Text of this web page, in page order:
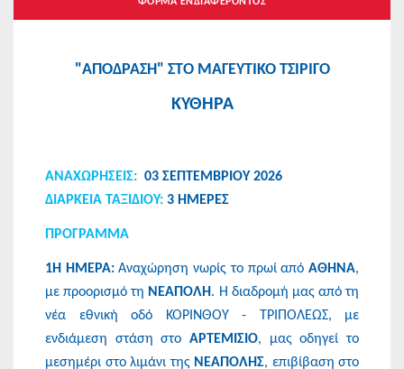
"ΑΠΟΔΡΑΣΗ" ΣΤΟ ΜΑΓΕΥΤΙΚΟ ΤΣΙΡΙΓΟ
ΚΥΘΗΡΑ
ΑΝΑΧΩΡΗΣEIΣ: 03 ΣΕΠΤΕΜΒΡΙΟΥ 2026
ΔΙΑΡΚΕΙΑ ΤΑΞΙΔΙΟΥ: 3 ΗΜΕΡΕΣ
ΠΡΟΓΡΑΜΜΑ
1Η ΗΜΕΡΑ:Αναχώρηση νωρίς το πρωί απόΑΘΗΝΑ,
με προορισμό τη ΝΕΑΠΟΛΗ. Η διαδρομή μας από τη
νέα εθνική οδό ΚΟΡΙΝΘΟΥ - ΤΡΙΠΟΛΕΩΣ, με
ενδιάμεση στάση στο ΑΡΤΕΜΙΣΙΟ, μας οδηγεί το
μεσημέρι στο λιμάνι της ΝΕΑΠΟΛΗΣ, επιβίβαση στο